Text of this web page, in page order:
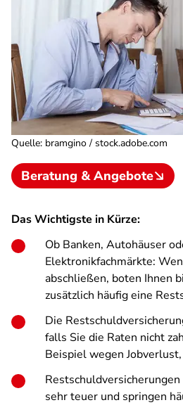
Quelle: bramgino / stock.adobe.com
Beratung & Angebote
Das Wichtigste in Kürze:
Ob Banken, Autohäuser
Elektronikfachmärkte:
abschließen, boten Ihnen
zusätzlich häufig eine
Die
falls Sie die Raten nicht
Beispiel wegen
sehr teuer und springen